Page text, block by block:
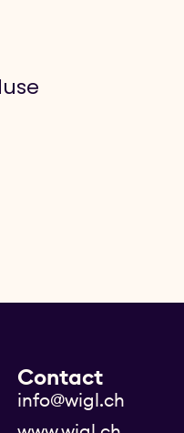
Contact
info@wigl.ch